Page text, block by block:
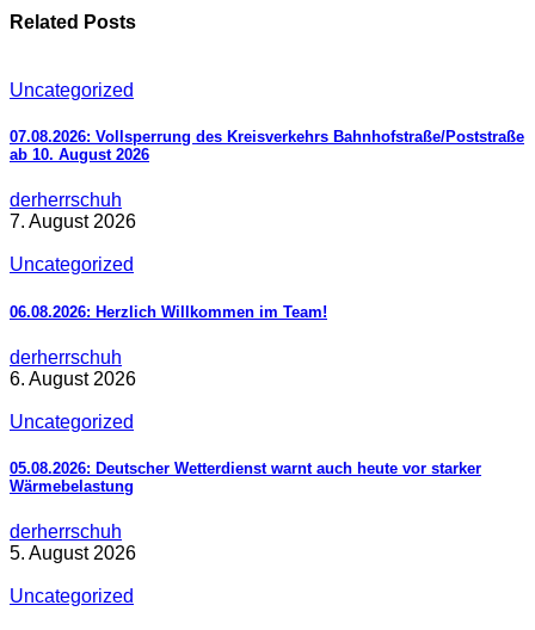
Related Posts
Uncategorized
07.08.2026: Vollsperrung des Kreisverkehrs Bahnhofstraße/Poststraße
ab 10. August 2026
derherrschuh
7. August 2026
Uncategorized
06.08.2026: Herzlich Willkommen im Team!
derherrschuh
6. August 2026
Uncategorized
05.08.2026: Deutscher Wetterdienst warnt auch heute vor starker
Wärmebelastung
derherrschuh
5. August 2026
Uncategorized